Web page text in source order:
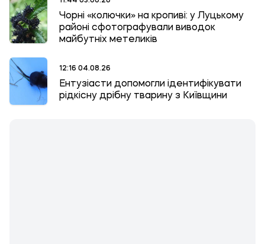
Чорні «колючки» на кропиві: у Луцькому
районі сфотографували виводок
майбутніх метеликів
12:16 04.08.26
Ентузіасти допомогли ідентифікувати
рідкісну дрібну тварину з Київщини